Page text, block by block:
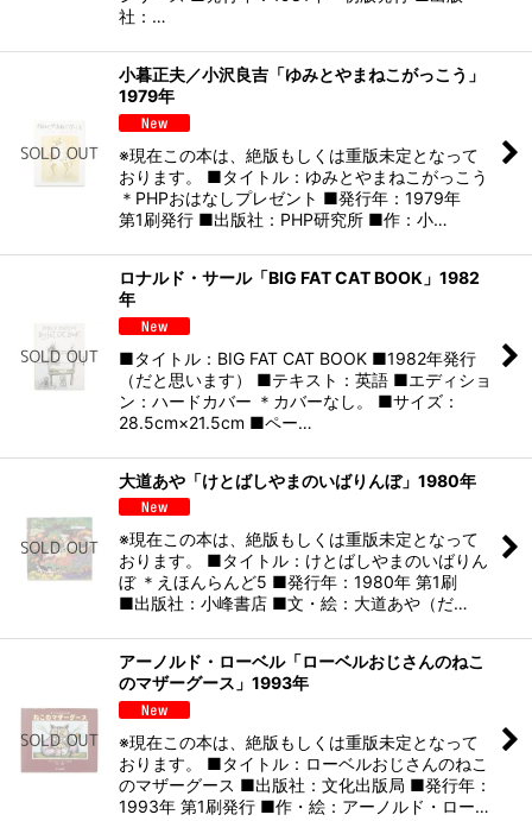
社：…
小暮正夫／小沢良吉「ゆみとやまねこがっこう」
1979年
※現在この本は、絶版もしくは重版未定となって
おります。 ■タイトル：ゆみとやまねこがっこう
＊PHPおはなしプレゼント ■発行年：1979年
第1刷発行 ■出版社：PHP研究所 ■作：小…
ロナルド・サール「BIG FAT CAT BOOK」1982
年
■タイトル：BIG FAT CAT BOOK ■1982年発行
（だと思います） ■テキスト：英語 ■エディショ
ン：ハードカバー ＊カバーなし。 ■サイズ：
28.5cm×21.5cm ■ペー…
大道あや「けとばしやまのいばりんぼ」1980年
※現在この本は、絶版もしくは重版未定となって
おります。 ■タイトル：けとばしやまのいばりん
ぼ ＊えほんらんど5 ■発行年：1980年 第1刷
■出版社：小峰書店 ■文・絵：大道あや（だ…
アーノルド・ローベル「ローベルおじさんのねこ
のマザーグース」1993年
※現在この本は、絶版もしくは重版未定となって
おります。 ■タイトル：ローベルおじさんのねこ
のマザーグース ■出版社：文化出版局 ■発行年：
1993年 第1刷発行 ■作・絵：アーノルド・ロー…